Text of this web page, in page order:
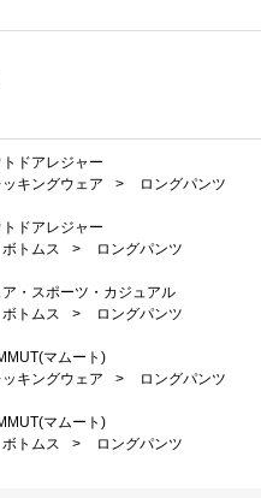
トドアレジャー
キングウェア >
ロングパンツ
トドアレジャー
ボトムス >
ロングパンツ
ア・スポーツ・カジュアル
ボトムス >
ロングパンツ
マムート)
キングウェア >
ロングパンツ
マムート)
ボトムス >
ロングパンツ